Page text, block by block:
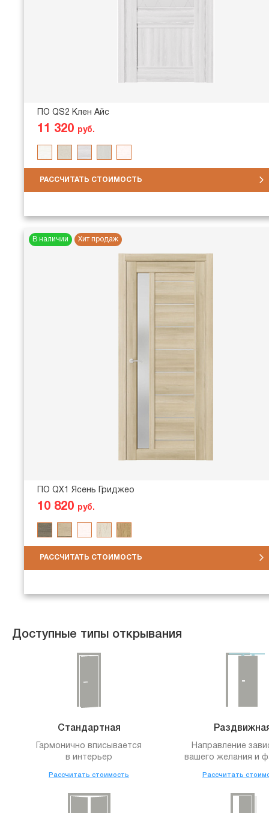
ПО QS2 Клен Айс
11 320 руб.
РАССЧИТАТЬ СТОИМОСТЬ
В наличии Хит продаж
ПО QX1 Ясень Гриджео
10 820 руб.
РАССЧИТАТЬ СТОИМОСТЬ
Доступные типы открывания
Стандартная
Гармонично вписывается
в интерьер
Рассчитать стоимость
Направление
вашего желания и
Рассчитать